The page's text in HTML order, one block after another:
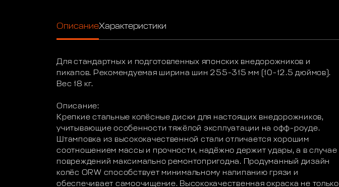
ОписаниеХарактеристики
Для стандартных и подготовленных японских внедорожников и
пикапов. Рекомендуемая ширина шин 255-315 мм (10-12.5 дюймов).
Вес 18 кг.
Описание:
Крепкие стальные колёсные диски для настоящих внедорожников,
учитывающие особенности тяжёлой эксплуатации на офф-роуде.
Штамповка из высококачественной стали отличается хорошим
соотношением массы и прочности, надёжно держит удары, а в случае
повреждений максимально ремонтопригодна. Продуманный дизайн
колёс ORW способствует минимальному налипанию грязи и
обеспечивает самоочищение. Высококачественная окраска не только